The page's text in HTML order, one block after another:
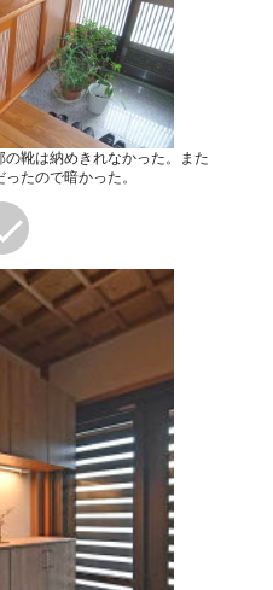
靴は納めきれなかった。また
たので暗かった。